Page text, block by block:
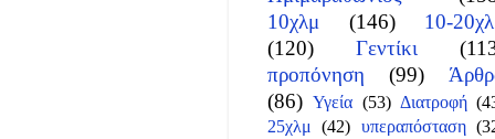
10χλμ
(146)
10-
(120)
Γεντίκι
προπόνηση
(99)
(86) Υγεία (53) Διατροφή
25χλμ (42) υπεραπόσταση